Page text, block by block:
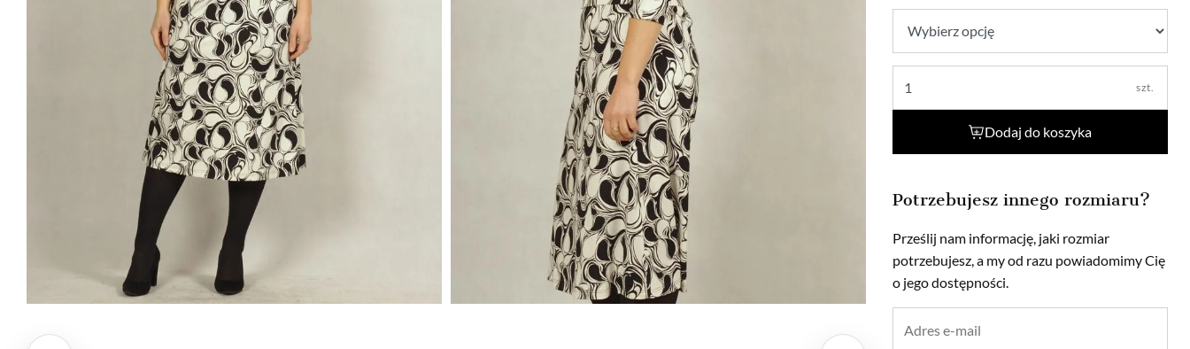
szt.
Dodaj do koszyka
Potrzebujesz innego rozmiaru?
Prześlij nam informację, jaki rozmiar
potrzebujesz, a my od razu powiadomimy Cię
o jego dostępności.